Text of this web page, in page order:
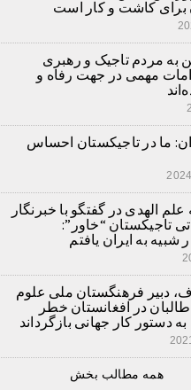
برای کاشت و کار است
به مردم تاجیک و رهبری
مهمی در جهت رفاه و
ما در تاجیکستان احساس
الهدی در گفتگو با خبرنگار
تاجیکستان “خاور”:
شبیه به ایران یافتم
دبیر فرهنگستان ملی علوم
در افغانستان خطر
دستور کار جهانی بازگرداند
همه مطالب بخش